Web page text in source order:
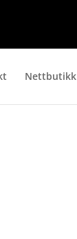
Nettbutikk